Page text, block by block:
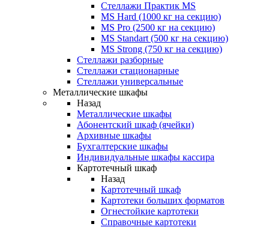
Стеллажи Практик MS
MS Hard (1000 кг на секцию)
MS Pro (2500 кг на секцию)
MS Standart (500 кг на секцию)
MS Strong (750 кг на секцию)
Стеллажи разборные
Стеллажи стационарные
Стеллажи универсальные
Металлические шкафы
Назад
Металлические шкафы
Абонентский шкаф (ячейки)
Архивные шкафы
Бухгалтерские шкафы
Индивидуальные шкафы кассира
Картотечный шкаф
Назад
Картотечный шкаф
Картотеки больших форматов
Огнестойкие картотеки
Справочные картотеки